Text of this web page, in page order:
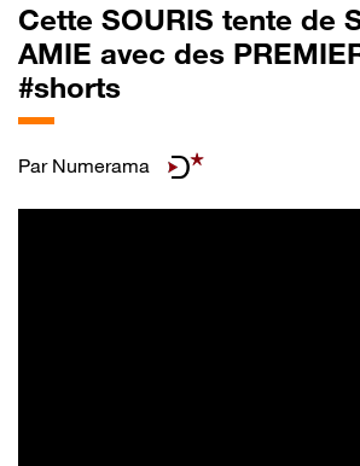
Cette SOURIS tente de
AMIE avec des
#shorts
Par Numerama